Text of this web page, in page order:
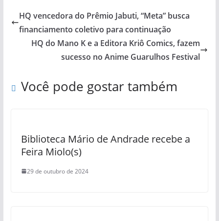
HQ vencedora do Prêmio Jabuti, “Meta” busca
financiamento coletivo para continuação
HQ do Mano K e a Editora Kriô Comics, fazem
sucesso no Anime Guarulhos Festival
Você pode gostar também
Biblioteca Mário de Andrade recebe a
Feira Miolo(s)
29 de outubro de 2024